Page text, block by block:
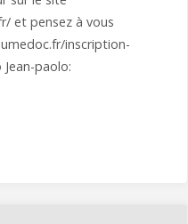
et pensez à vous
inscription-
paolo: